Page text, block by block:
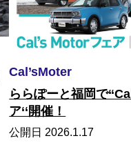
Cal’sMoter
ららぽーと福岡で
ア‘‘開催！
公開日 2026.1.17